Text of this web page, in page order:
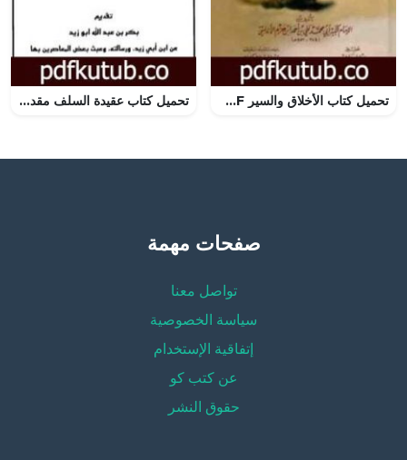
تحميل كتاب الأخلاق والسير PDF تأليف ابن حزم الأندلسي مجانا [كامل] تحميل كتاب عقيدة السلف مقدمة ابن أبي زيد القيراوني لكتابه الرسالة PDF تأليف ابن أبي زيد القيرواني مجانا [كامل]
صفحات مهمة
تواصل معنا
سياسة الخصوصية
إتفاقية الإستخدام
عن كتب كو
حقوق النشر